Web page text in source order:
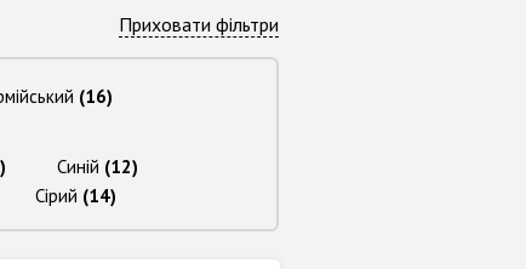
Приховати фільтри
(16)
Синій (12)
Сірий (14)